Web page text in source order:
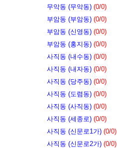
무악동 (무악동) (0/0)
부암동 (부암동) (0/0)
부암동 (신영동) (0/0)
부암동 (홍지동) (0/0)
사직동 (내수동) (0/0)
사직동 (내자동) (0/0)
사직동 (당주동) (0/0)
사직동 (도렴동) (0/0)
사직동 (사직동) (0/0)
사직동 (세종로) (0/0)
사직동 (신문로1가) (0/0)
사직동 (신문로2가) (0/0)